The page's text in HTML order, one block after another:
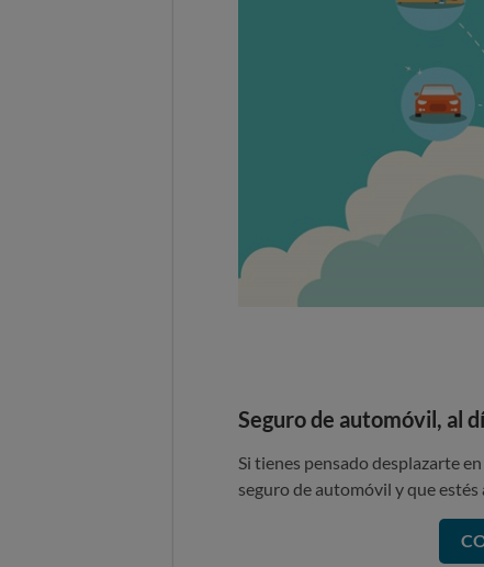
Seguro de automóvil, al
Si tienes pensado desplazarte
seguro de automóvil y que estés